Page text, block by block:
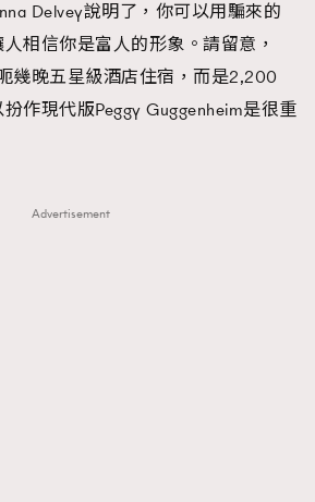
Delvey說明了，你可以用騙來的
相信你是富人的形象。請留意，
幾晚五星級酒店住宿，而是2,200
作現代版Peggy Guggenheim是很重
Advertisement